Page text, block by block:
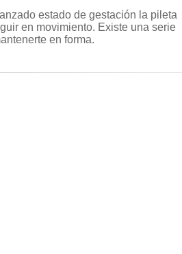
estado de gestación la pileta
en movimiento. Existe una serie
en forma.